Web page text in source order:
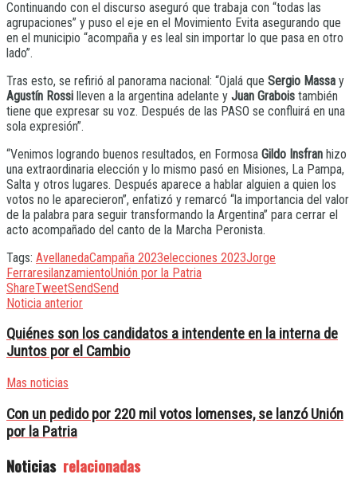
Continuando con el discurso aseguró que trabaja con “todas las
agrupaciones” y puso el eje en el Movimiento Evita asegurando que
en el municipio “acompaña y es leal sin importar lo que pasa en otro
lado”.
Tras esto, se refirió al panorama nacional: “Ojalá que Sergio Massa y
Agustín Rossi lleven a la argentina adelante y Juan Grabois también
tiene que expresar su voz. Después de las PASO se confluirá en una
sola expresión”.
“Venimos logrando buenos resultados, en Formosa Gildo Insfran hizo
una extraordinaria elección y lo mismo pasó en Misiones, La Pampa,
Salta y otros lugares. Después aparece a hablar alguien a quien los
votos no le aparecieron”, enfatizó y remarcó “la importancia del valor
de la palabra para seguir transformando la Argentina” para cerrar el
acto acompañado del canto de la Marcha Peronista.
Tags: AvellanedaCampaña 2023elecciones 2023Jorge
FerraresilanzamientoUnión por la Patria
ShareTweetSendSend
Noticia anterior
Quiénes son los candidatos a intendente en la interna de
Juntos por el Cambio
Mas noticias
Con un pedido por 220 mil votos lomenses, se lanzó Unión
por la Patria
Noticias relacionadas